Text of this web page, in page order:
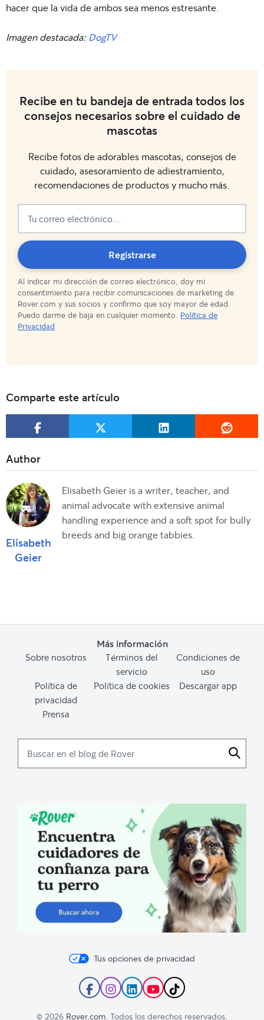
hacer que la vida de ambos sea menos estresante.
Imagen destacada: DogTV
Recibe en tu bandeja de entrada todos los
consejos necesarios sobre el cuidado de
mascotas
Recibe fotos de adorables mascotas, consejos de
cuidado, asesoramiento de adiestramiento,
recomendaciones de productos y mucho más.
Al indicar mi dirección de correo electrónico, doy mi
consentimiento para recibir comunicaciones de marketing de
Rover.com y sus socios y confirmo que soy mayor de edad.
Puedo darme de baja en cualquier momento. Política de
Privacidad
Registrarse
¡Suscripción
completada!
Comparte este artículo
Elisabeth
Geier
Elisabeth Geier is a writer, teacher, and
animal advocate with extensive animal
handling experience and a soft spot for bully
breeds and big orange tabbies.
Más información
Sobre nosotros
Términos del
servicio
Condiciones de
uso
Política de
privacidad
Política de cookies Descargar app
Prensa
en
Rover
Tus opciones de privacidad
Sigue
Rover
Sigue
Rover
Sigue
Rover
Suscríbete
canal
Sigue
Rover
© 2026 Rover.com. Todos los derechos reservados.